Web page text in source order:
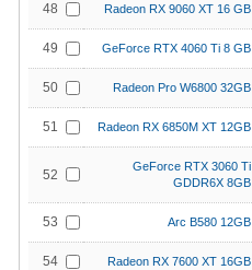
48 Radeon RX 9060 XT 16 GB
49 GeForce RTX 4060 Ti 8 GB
50 Radeon Pro W6800 32GB
51 Radeon RX 6850M XT 12GB
52
GeForce RTX 3060 Ti
GDDR6X 8GB
53 Arc B580 12GB
54 Radeon RX 7600 XT 16GB